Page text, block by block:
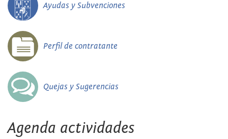
Ayudas y Subvenciones
Perfil de contratante
Quejas y Sugerencias
Agenda actividades